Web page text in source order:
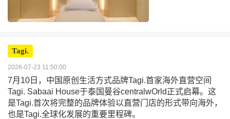
Tagi.
2026-07-23 11:50:00
7月10日，中国原创生活方式品牌Tagi.首家海外直营空间
Tagi. Sabaai House于泰国曼谷centralwOrld正式启幕。这
是Tagi.首次将完整的品牌体验以直营门店的形式带向海外，
也是Tagi.全球化发展的重要里程碑。